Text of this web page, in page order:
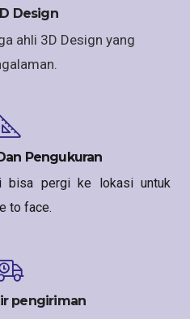
Design
ahli 3D Design yang
Pengukuran
bisa pergi ke lokasi untuk
to face.
pengiriman